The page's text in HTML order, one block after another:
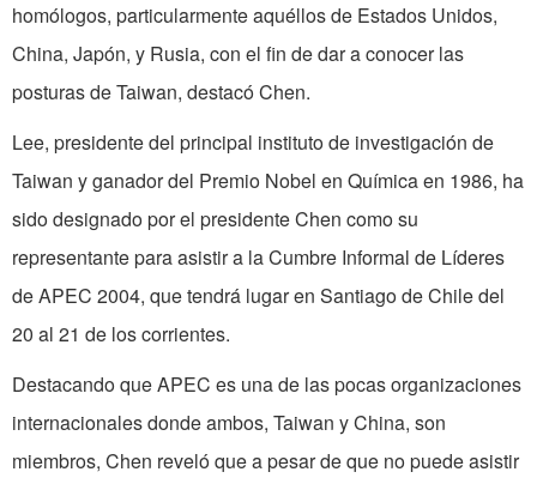
homólogos, particularmente aquéllos de Estados Unidos,
China, Japón, y Rusia, con el fin de dar a conocer las
posturas de Taiwan, destacó Chen.
Lee, presidente del principal instituto de investigación de
Taiwan y ganador del Premio Nobel en Química en 1986, ha
sido designado por el presidente Chen como su
representante para asistir a la Cumbre Informal de Líderes
de APEC 2004, que tendrá lugar en Santiago de Chile del
20 al 21 de los corrientes.
Destacando que APEC es una de las pocas organizaciones
internacionales donde ambos, Taiwan y China, son
miembros, Chen reveló que a pesar de que no puede asistir